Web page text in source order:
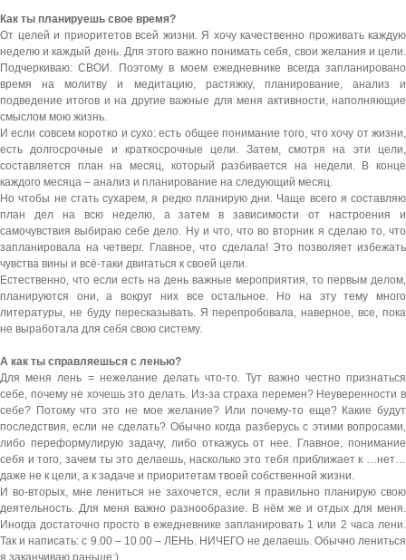
Как ты планируешь свое время?
От целей и приоритетов всей жизни. Я хочу качественно проживать каждую
неделю и каждый день. Для этого важно понимать себя, свои желания и цели.
Подчеркиваю: СВОИ. Поэтому в моем ежедневнике всегда запланировано
время на молитву и медитацию, растяжку, планирование, анализ и
подведение итогов и на другие важные для меня активности, наполняющие
смыслом мою жизнь.
И если совсем коротко и сухо: есть общее понимание того, что хочу от жизни,
есть долгосрочные и краткосрочные цели. Затем, смотря на эти цели,
составляется план на месяц, который разбивается на недели. В конце
каждого месяца – анализ и планирование на следующий месяц.
Но чтобы не стать сухарем, я редко планирую дни. Чаще всего я составляю
план дел на всю неделю, а затем в зависимости от настроения и
самочувствия выбираю себе дело. Ну и что, что во вторник я сделаю то, что
запланировала на четверг. Главное, что сделала! Это позволяет избежать
чувства вины и всё-таки двигаться к своей цели.
Естественно, что если есть на день важные мероприятия, то первым делом,
планируются они, а вокруг них все остальное. Но на эту тему много
литературы, не буду пересказывать. Я перепробовала, наверное, все, пока
не выработала для себя свою систему.
А как ты справляешься с ленью?
Для меня лень = нежелание делать что-то. Тут важно честно признаться
себе, почему не хочешь это делать. Из-за страха перемен? Неуверенности в
себе? Потому что это не мое желание? Или почему-то еще? Какие будут
последствия, если не сделать? Обычно когда разберусь с этими вопросами,
либо переформулирую задачу, либо откажусь от нее. Главное, понимание
себя и того, зачем ты это делаешь, насколько это тебя приближает к …нет…
даже не к цели, а к задаче и приоритетам твоей собственной жизни.
И во-вторых, мне лениться не захочется, если я правильно планирую свою
деятельность. Для меня важно разнообразие. В нём же и отдых для меня.
Иногда достаточно просто в ежедневнике запланировать 1 или 2 часа лени.
Так и написать: с 9.00 – 10.00 – ЛЕНЬ. НИЧЕГО не делаешь. Обычно лениться
я заканчиваю раньше:).